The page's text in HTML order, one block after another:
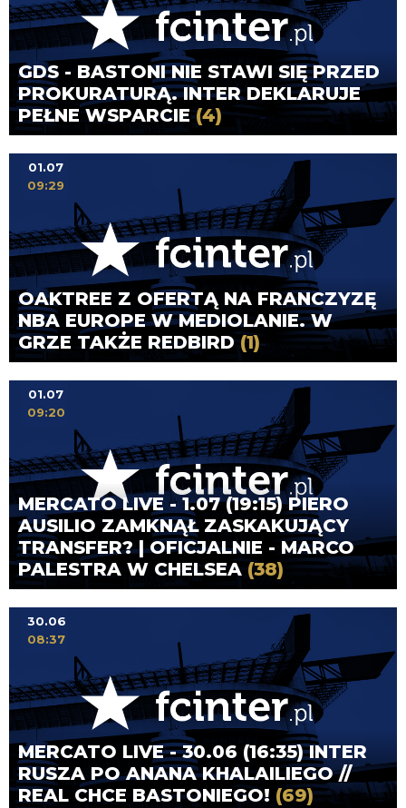
GDS - BASTONI NIE STAWI SIĘ PRZED
PROKURATURĄ. INTER DEKLARUJE
PEŁNE WSPARCIE(4)
OAKTREE Z OFERTĄ NA FRANCZYZĘ
NBA EUROPE W MEDIOLANIE. W
GRZE TAKŻE REDBIRD(1)
01.07
09:29
MERCATO LIVE - 1.07 (19:15) PIERO
AUSILIO ZAMKNĄŁ ZASKAKUJĄCY
TRANSFER? | OFICJALNIE - MARCO
PALESTRA W CHELSEA (38)
01.07
09:20
MERCATO LIVE - 30.06 (16:35) INTER
RUSZA PO ANANA KHALAILIEGO //
REAL CHCE BASTONIEGO! (69)
30.06
08:37